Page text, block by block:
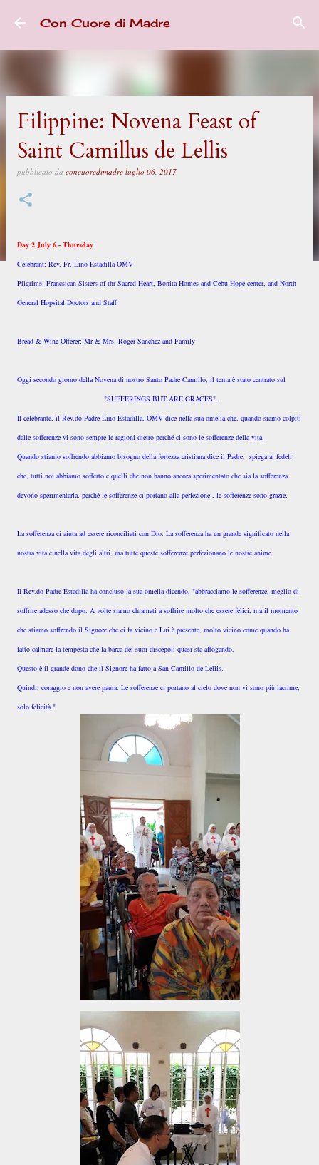
Passa ai contenuti principali
Con Cuore di Madre
Filippine: Novena Feast of
Saint Camillus de Lellis
pubblicato da concuoredimadre luglio 06, 2017
Day 2 July 6 - Thursday
Celebrant: Rev. Fr. Lino Estadilla OMV
Pilgrims: Francsican Sisters of thr Sacred Heart, Bonita Homes and Cebu Hope center, and North
General Hopsital Doctors and Staff
Bread & Wine Offerer: Mr & Mrs. Roger Sanchez and Family
Oggi secondo giorno della Novena di nostro Santo Padre Camillo, il tema è stato centrato sul
"SUFFERINGS BUT ARE GRACES".
Il celebrante, il Rev.do Padre Lino Estadilla, OMV dice nella sua omelia che, quando siamo colpiti
dalle sofferenze vi sono sempre le ragioni dietro perché ci sono le sofferenze della vita.
Quando stiamo soffrendo abbiamo bisogno della fortezza cristiana dice il Padre, spiega ai fedeli
che, tutti noi abbiamo sofferto e quelli che non hanno ancora sperimentato che sia la sofferenza
devono sperimentarla, perché le sofferenze ci portano alla perfezione , le sofferenze sono grazie.
La sofferenza ci aiuta ad essere riconciliati con Dio. La sofferenza ha un grande significato nella
nostra vita e nella vita degli altri, ma tutte queste sofferenze perfezionano le nostre anime.
Il Rev.do Padre Estadilla ha concluso la sua omelia dicendo, "abbracciamo le sofferenze, meglio di
soffrire adesso che dopo. A volte siamo chiamati a soffrire molto che essere felici, ma il momento
che stiamo soffrendo il Signore che ci fa vicino e Lui è presente, molto vicino come quando ha
fatto calmare la tempesta che la barca dei suoi discepoli quasi sta affogando.
Questo è il grande dono che il Signore ha fatto a San Camillo de Lellis.
Quindi, coraggio e non avere paura. Le sofferenze ci portano al cielo dove non vi sono più lacrime,
solo felicità."